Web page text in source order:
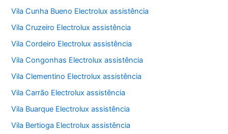
Vila Cunha Bueno Electrolux assistência
Vila Cruzeiro Electrolux assistência
Vila Cordeiro Electrolux assistência
Vila Congonhas Electrolux assistência
Vila Clementino Electrolux assistência
Vila Carrão Electrolux assistência
Vila Buarque Electrolux assistência
Vila Bertioga Electrolux assistência